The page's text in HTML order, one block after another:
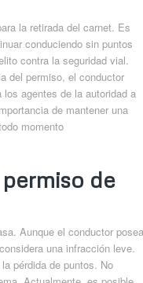
la retirada del carnet. Es
conduciendo sin puntos
contra la seguridad vial.
del permiso, el conductor
agentes de la autoridad a
de mantener una
momento
de
Aunque el conductor posea
una infracción leve.
pérdida de puntos. No